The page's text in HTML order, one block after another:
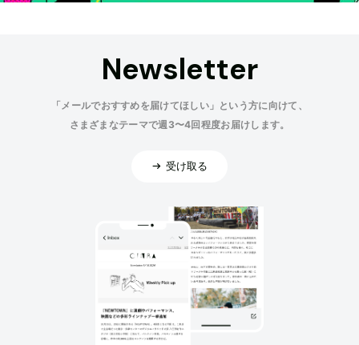
Newsletter
「メールでおすすめを届けてほしい」という方に向けて、
さまざまなテーマで週3〜4回程度お届けします。
受け取る